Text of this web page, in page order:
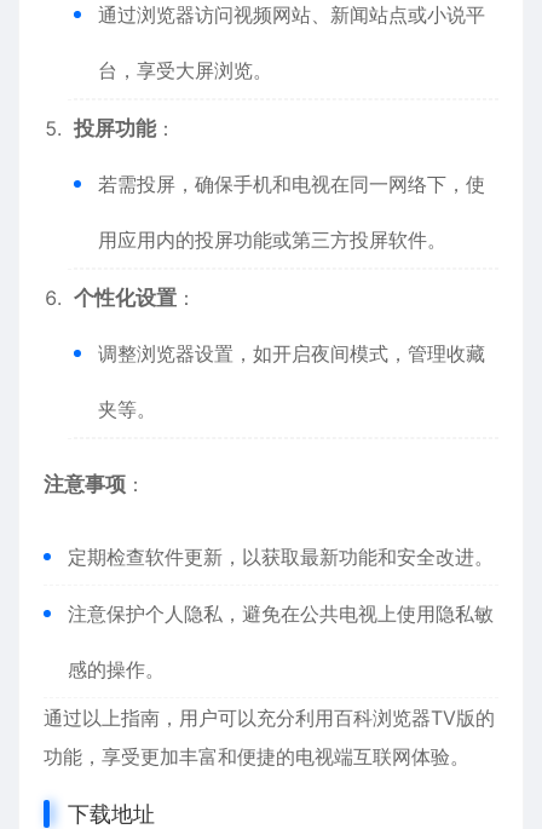
通过浏览器访问视频网站、新闻站点或小说平
台，享受大屏浏览。
投屏功能：
若需投屏，确保手机和电视在同一网络下，使
用应用内的投屏功能或第三方投屏软件。
个性化设置 ：
调整浏览器设置，如开启夜间模式，管理收藏
夹等。
注意事项 ：
定期检查软件更新，以获取最新功能和安全改进。
注意保护个人隐私，避免在公共电视上使用隐私敏
感的操作。
通过以上指南，用户可以充分利用百科浏览器TV版的
功能，享受更加丰富和便捷的电视端互联网体验。
下载地址